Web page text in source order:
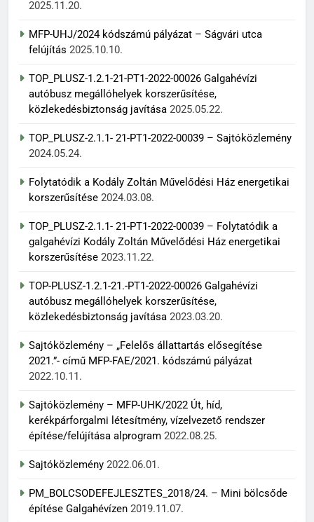
2025.11.20.
MFP-UHJ/2024 kódszámú pályázat – Ságvári utca
felújítás 2025.10.10.
TOP_PLUSZ-1.2.1-21-PT1-2022-00026 Galgahévízi
autóbusz megállóhelyek korszerűsítése,
közlekedésbiztonság javítása 2025.05.22.
TOP_PLUSZ-2.1.1- 21-PT1-2022-00039 – Sajtóközlemény
2024.05.24.
Folytatódik a Kodály Zoltán Művelődési Ház energetikai
korszerűsítése 2024.03.08.
TOP_PLUSZ-2.1.1- 21-PT1-2022-00039 – Folytatódik a
galgahévízi Kodály Zoltán Művelődési Ház energetikai
korszerűsítése 2023.11.22.
TOP-PLUSZ-1.2.1-21.-PT1-2022-00026 Galgahévízi
autóbusz megállóhelyek korszerűsítése,
közlekedésbiztonság javítása 2023.03.20.
Sajtóközlemény – „Felelős állattartás elősegítése
2021.”- című MFP-FAE/2021. kódszámú pályázat
2022.10.11.
Sajtóközlemény – MFP-UHK/2022 Út, híd,
kerékpárforgalmi létesítmény, vízelvezető rendszer
építése/felújítása alprogram 2022.08.25.
Sajtóközlemény 2022.06.01.
PM_BOLCSODEFEJLESZTES_2018/24. – Mini bölcsőde
építése Galgahévízen 2019.11.07.